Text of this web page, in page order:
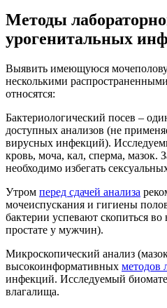
Методы
урогенитальных
Выявить имеющуюся
несколькими
относятся:
Бактериологический посев –
доступных анализов (не
вирусных инфекций).
кровь, моча, кал, сперма, мазок.
необходимо избегать
Утром перед сдачей анализа
мочеиспускания и гигиены
бактерии успевают скопиться
простате у мужчин).
Микроскопический анализ
высокоинформативных методов
инфекций. Исследуемый
влагалища.